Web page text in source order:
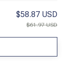
$58.87 USD
$61.97 USD